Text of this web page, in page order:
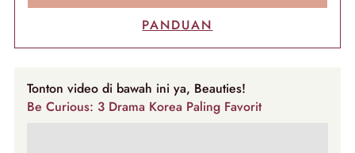
PANDUAN
Tonton video di bawah ini ya, Beauties!
Be Curious: 3 Drama Korea Paling Favorit